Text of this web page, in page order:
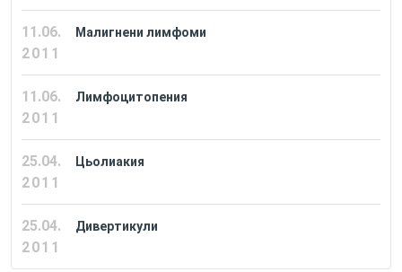
11.06.
2011
Малигнени лимфоми
11.06.
2011
Лимфоцитопения
25.04.
2011
Цьолиакия
25.04.
2011
Дивертикули